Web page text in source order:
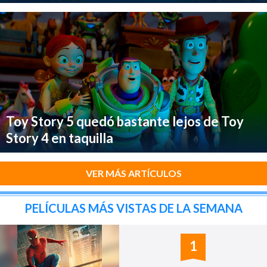
Toy Story 5 quedó bastante lejos de Toy
Story 4 en taquilla
VER MÁS ARTÍCULOS
PELÍCULAS MÁS VISTAS DE LA SEMANA
1